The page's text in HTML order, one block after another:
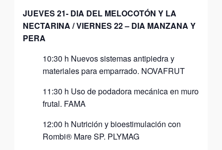
JUEVES 21- DIA DEL MELOCOTÓN Y LA
NECTARINA / VIERNES 22 – DIA MANZANA Y
PERA
10:30 h Nuevos sistemas antipiedra y
materiales para emparrado. NOVAFRUT
11:30 h Uso de podadora mecánica en muro
frutal. FAMA
12:00 h Nutrición y bioestimulación con
Rombi® Mare SP. PLYMAG